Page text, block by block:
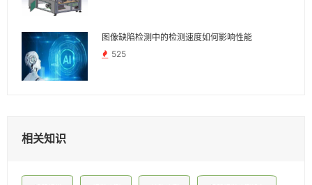
图像缺陷检测中的检测速度如何影响性能
525
相关知识